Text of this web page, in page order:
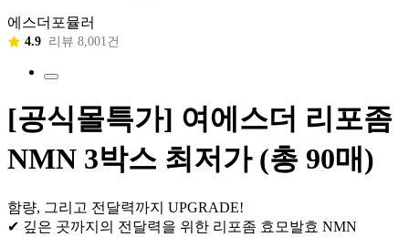
에스더포뮬러
4.9 리뷰 8,001건
[공식몰특가] 여에스더 리포좀
NMN 3박스 최저가 (총 90매)
함량, 그리고 전달력까지 UPGRADE!
✔ 깊은 곳까지의 전달력을 위한 리포좀 효모발효 NMN